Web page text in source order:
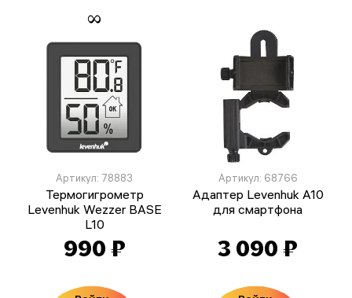
Артикул: 78883
Термогигрометр
Levenhuk Wezzer BASE
L10
990 ₽
Артикул: 68766
Адаптер Levenhuk A10
для смартфона
3 090 ₽